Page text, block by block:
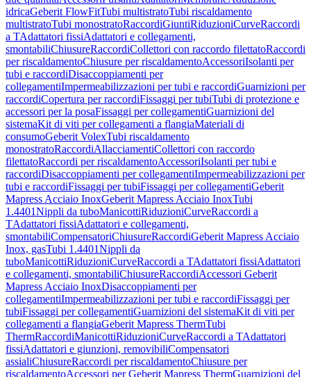
idricaGeberit FlowFitTubi multistratoTubi riscaldamento
multistratoTubi monostratoRaccordiGiuntiRiduzioniCurveRaccordi
a TAdattatori fissiAdattatori e collegamenti,
smontabiliChiusureRaccordiCollettori con raccordo filettatoRaccordi
per riscaldamentoChiusure per riscaldamentoAccessoriIsolanti per
tubi e raccordiDisaccoppiamenti per
collegamentiImpermeabilizzazioni per tubi e raccordiGuarnizioni per
raccordiCopertura per raccordiFissaggi per tubiTubi di protezione e
accessori per la posaFissaggi per collegamentiGuarnizioni del
sistemaKit di viti per collegamenti a flangiaMateriali di
consumoGeberit VolexTubi riscaldamento
monostratoRaccordiAllacciamentiCollettori con raccordo
filettatoRaccordi per riscaldamentoAccessoriIsolanti per tubi e
raccordiDisaccoppiamenti per collegamentiImpermeabilizzazioni per
tubi e raccordiFissaggi per tubiFissaggi per collegamentiGeberit
Mapress Acciaio InoxGeberit Mapress Acciaio InoxTubi
1.4401Nippli da tuboManicottiRiduzioniCurveRaccordi a
TAdattatori fissiAdattatori e collegamenti,
smontabiliCompensatoriChiusureRaccordiGeberit Mapress Acciaio
Inox, gasTubi 1.4401Nippli da
tuboManicottiRiduzioniCurveRaccordi a TAdattatori fissiAdattatori
e collegamenti, smontabiliChiusureRaccordiAccessori Geberit
Mapress Acciaio InoxDisaccoppiamenti per
collegamentiImpermeabilizzazioni per tubi e raccordiFissaggi per
tubiFissaggi per collegamentiGuarnizioni del sistemaKit di viti per
collegamenti a flangiaGeberit Mapress ThermTubi
ThermRaccordiManicottiRiduzioniCurveRaccordi a TAdattatori
fissiAdattatori e giunzioni, removibiliCompensatori
assialiChiusureRaccordi per riscaldamentoChiusure per
riscaldamentoAccessori per Geberit Mapress ThermGuarnizioni del